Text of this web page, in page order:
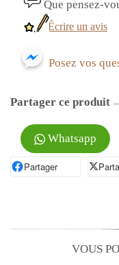
Que pensez-
Écrire un avis
Posez vos
Partager ce produit
Whatsapp
PartagerPartager sur
VOUS